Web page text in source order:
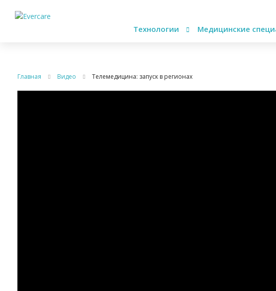
Технологии Медицинские
Главная Видео Телемедицина: запуск в регионах